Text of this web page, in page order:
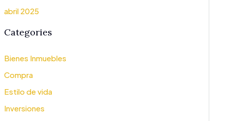
abril 2025
Categories
Bienes Inmuebles
Compra
Estilo de vida
Inversiones